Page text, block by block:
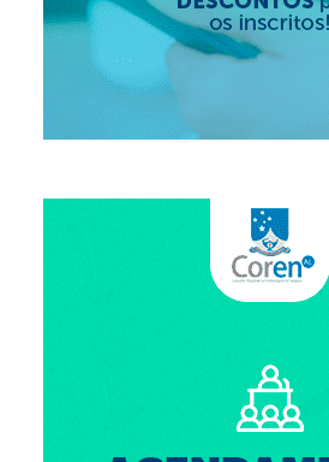
Desagravo Público
Processos Éticos
Censura Pública
Procedimento para registro
Valores dos serviços
Reserva de auditório